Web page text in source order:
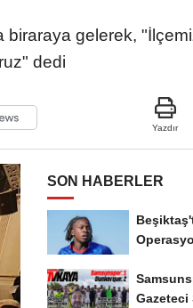
biraraya gelerek,
dedi
Yazdır
SON HABERLER
Gazeteci